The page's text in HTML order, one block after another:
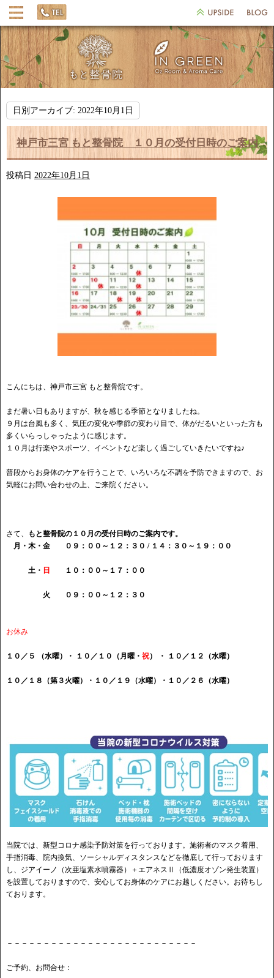
日別アーカイブ: 2022年10月1日
神戸市三宮 もと整骨院 １０月の受付日時のご案内
投稿日 2022年10月1日
こんにちは、神戸市三宮 もと整骨院です。
まだ暑い日もありますが、秋を感じる季節となりましたね。
９月は台風も多く、気圧の変化や季節の変わり目で、体がだるいといった方も
多くいらっしゃったように感じます。
１０月は行楽やスポーツ、イベントなど楽しく過ごしていきたいですね♪
普段からお身体のケアを行うことで、いろいろな不調を予防できますので、お
気軽にお問い合わせの上、ご来院ください。
さて、
もと整骨院の１０月の受付日時のご案内です。
月・木・金 ０９：００～１２：３０ / １４：３０～１９：００
土・ 日 １０：００～１７：００
火 ０９：００～１２：３０
お休み
１０／５ （水曜）・ １０／１０（月曜・ 祝） ・ １０／１２（水曜）
１０／１８（第３火曜）・１０／１９（水曜）・１０／２６（水曜）
当院では、新型コロナ感染予防対策を行っております。施術者のマスク着用、
手指消毒、院内換気、ソーシャルディスタンスなどを徹底して行っております
し、ジアイーノ（次亜塩素水噴霧器）＋エアネスⅡ（低濃度オゾン発生装置）
を設置しておりますので、安心してお身体のケアにお越しください。お待ちし
ております。
－－－－－－－－－－－－－－－－－－－－－－－－－－
ご予約、お問合せ：